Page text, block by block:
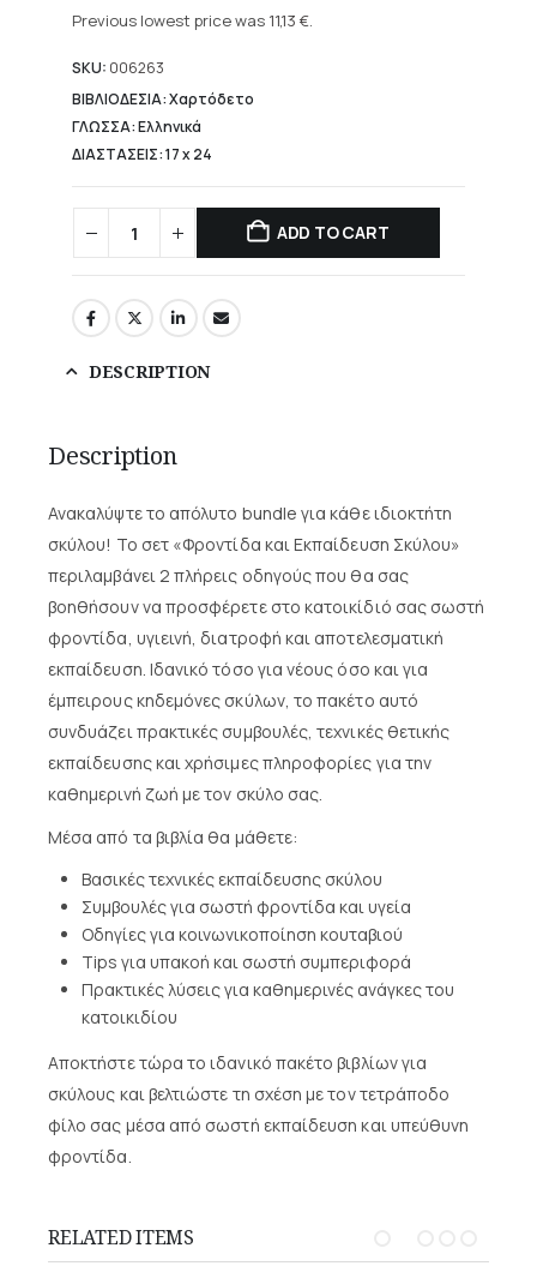
22,26 €.
price
11,13 €.
Previous lowest price was 11,13 €.
SKU: 006263
ΒΙΒΛΙΟΔΕΣΙΑ: Χαρτόδετο
ΓΛΩΣΣΑ: Ελληνικά
ΔΙΑΣΤΑΣΕΙΣ: 17 x 24
ADD TO CART
DESCRIPTION
Description
Ανακαλύψτε το απόλυτο bundle για κάθε ιδιοκτήτη
σκύλου! Το σετ «Φροντίδα και Εκπαίδευση Σκύλου»
περιλαμβάνει 2 πλήρεις οδηγούς που θα σας
βοηθήσουν να προσφέρετε στο κατοικίδιό σας σωστή
φροντίδα, υγιεινή, διατροφή και αποτελεσματική
εκπαίδευση. Ιδανικό τόσο για νέους όσο και για
έμπειρους κηδεμόνες σκύλων, το πακέτο αυτό
συνδυάζει πρακτικές συμβουλές, τεχνικές θετικής
εκπαίδευσης και χρήσιμες πληροφορίες για την
καθημερινή ζωή με τον σκύλο σας.
Μέσα από τα βιβλία θα μάθετε:
Βασικές τεχνικές εκπαίδευσης σκύλου
Συμβουλές για σωστή φροντίδα και υγεία
Οδηγίες για κοινωνικοποίηση κουταβιού
Tips για υπακοή και σωστή συμπεριφορά
Πρακτικές λύσεις για καθημερινές ανάγκες του
κατοικιδίου
Αποκτήστε τώρα το ιδανικό πακέτο βιβλίων για
σκύλους και βελτιώστε τη σχέση με τον τετράποδο
φίλο σας μέσα από σωστή εκπαίδευση και υπεύθυνη
φροντίδα.
RELATED ITEMS